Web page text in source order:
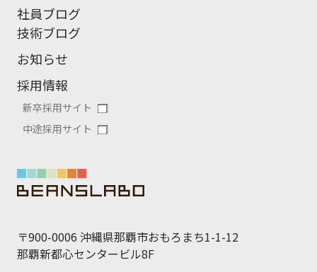
社員ブログ
技術ブログ
お知らせ
採用情報
新卒採用サイト
中途採用サイト
〒900-0006 沖縄県那覇市おもろまち1-1-12
那覇新都心センタービル8F